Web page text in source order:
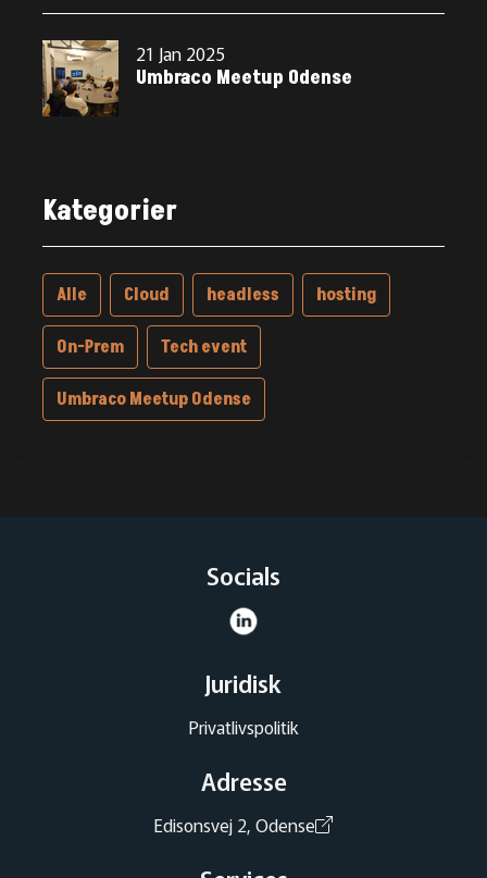
21 Jan 2025
Umbraco Meetup Odense
Kategorier
Alle Cloud headless hosting
On-Prem Tech event
Umbraco Meetup Odense
Juridisk
Privatlivspolitik
Adresse
Edisonsvej 2, Odense
Socials